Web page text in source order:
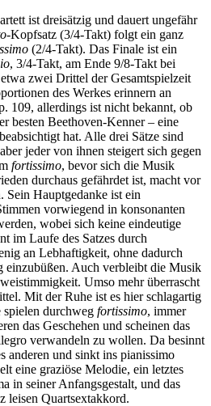
ist dreisätzig und dauert ungefähr
-Kopfsatz (3/4-Takt) folgt ein ganz
(2/4-Takt). Das Finale ist ein
, 3/4-Takt, am Ende 9/8-Takt bei
zwei Drittel der Gesamtspielzeit
des Werkes erinnern an
109, allerdings ist nicht bekannt, ob
besten Beethoven-Kenner – eine
hat. Alle drei Sätze sind
jeder von ihnen steigert sich gegen
fortissimo, bevor sich die Musik
durchaus gefährdet ist, macht vor
Sein Hauptgedanke ist ein
vorwiegend in konsonanten
wobei sich keine eindeutige
im Laufe des Satzes durch
an Lebhaftigkeit, ohne dadurch
einzubüßen. Auch verbleibt die Musik
Umso mehr überrascht
Mit der Ruhe ist es hier schlagartig
durchweg fortissimo, immer
das Geschehen und scheinen das
verwandeln zu wollen. Da besinnt
anderen und sinkt ins pianissimo
eine graziöse Melodie, ein letztes
in seiner Anfangsgestalt, und das
leisen Quartsextakkord.